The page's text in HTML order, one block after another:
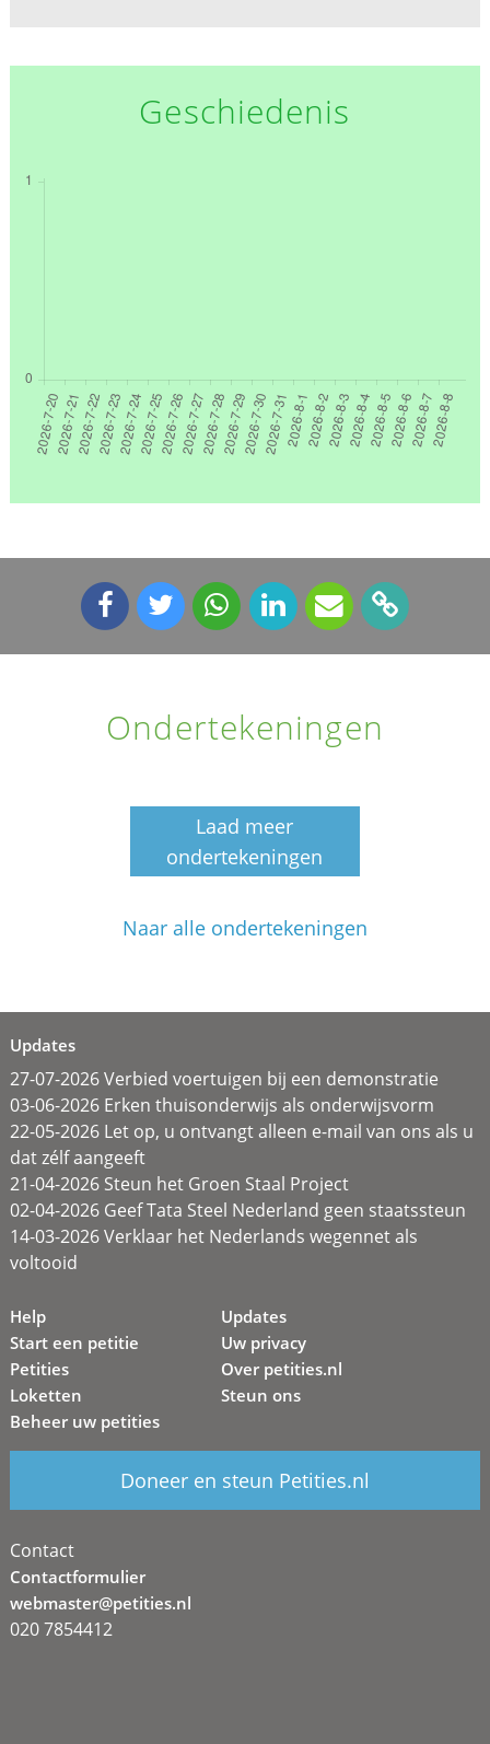
Geschiedenis
Ondertekeningen
Laad meer
ondertekeningen
Naar alle ondertekeningen
Updates
27-07-2026 Verbied voertuigen bij een demonstratie
03-06-2026 Erken thuisonderwijs als onderwijsvorm
22-05-2026 Let op, u ontvangt alleen e-mail van ons als u
dat zélf aangeeft
21-04-2026 Steun het Groen Staal Project
02-04-2026 Geef Tata Steel Nederland geen staatssteun
14-03-2026 Verklaar het Nederlands wegennet als
voltooid
Help
Start een petitie
Petities
Loketten
Beheer uw petities
Updates
Uw privacy
Over petities.nl
Steun ons
Doneer en steun Petities.nl
Contact
Contactformulier
webmaster@petities.nl
020 7854412